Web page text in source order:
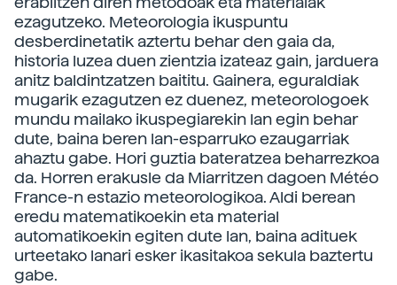
ezagutzeko. Meteorologia ikuspuntu
desberdinetatik aztertu behar den gaia da,
historia luzea duen zientzia izateaz gain, jarduera
anitz baldintzatzen baititu. Gainera, eguraldiak
mugarik ezagutzen ez duenez, meteorologoek
mundu mailako ikuspegiarekin lan egin behar
dute, baina beren lan-esparruko ezaugarriak
ahaztu gabe. Hori guztia bateratzea beharrezkoa
da. Horren erakusle da Miarritzen dagoen Météo
France-n estazio meteorologikoa. Aldi berean
eredu matematikoekin eta material
automatikoekin egiten dute lan, baina adituek
urteetako lanari esker ikasitakoa sekula baztertu
gabe.